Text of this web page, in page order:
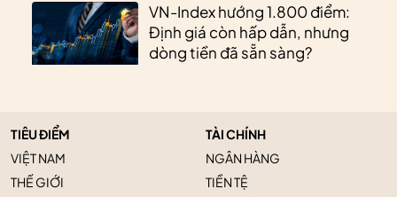
VN-Index hướng 1.800 điểm:
Định giá còn hấp dẫn, nhưng
dòng tiền đã sẵn sàng?
TIÊU ĐIỂM
VIỆT NAM
THẾ GIỚI
TÀI CHÍNH
NGÂN HÀNG
TIỀN TỆ